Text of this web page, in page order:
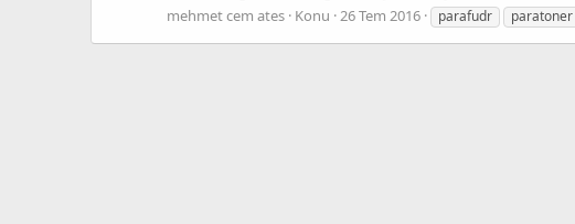
mehmet cem ates Konu 26 Tem 2016 parafudr paratoner